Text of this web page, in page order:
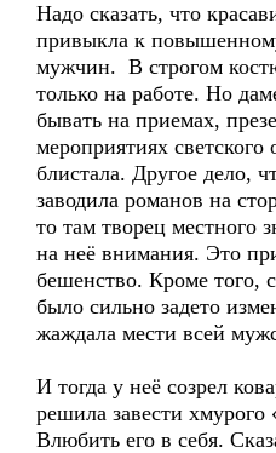
Надо сказать, что
привыкла к
мужчин. В строгом
только на работе. Но
бывать на приемах,
мероприятиях
блистала. Другое дело,
заводила романов на
то там творец местного
на неё внимания. Это
бешенство. Кроме того,
было сильно задето
жаждала мести всей
И тогда у неё созрел
решила завести
Влюбить его в себя.